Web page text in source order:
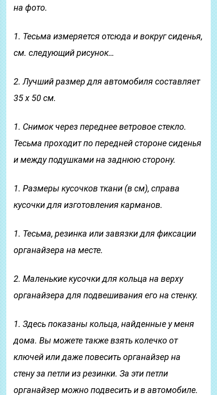
на фото.
1. Тесьма измеряется отсюда и вокруг сиденья,
см. следующий рисунок…
2. Лучший размер для автомобиля составляет
35 х 50 см.
1. Снимок через переднее ветровое стекло.
Тесьма проходит по передней стороне сиденья
и между подушками на заднюю сторону.
1. Размеры кусочков ткани (в см), справа
кусочки для изготовления карманов.
1. Тесьма, резинка или завязки для фиксации
органайзера на месте.
2. Маленькие кусочки для кольца на верху
органайзера для подвешивания его на стенку.
1. Здесь показаны кольца, найденные у меня
дома. Вы можете также взять колечко от
ключей или даже повесить органайзер на
стену за петли из резинки. За эти петли
органайзер можно подвесить и в автомобиле.